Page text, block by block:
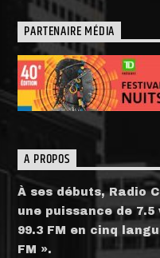
PARTENAIRE MÉDIA
A PROPOS
À ses débuts, Radio
une puissance de
99.3 FM en cinq
FM ».